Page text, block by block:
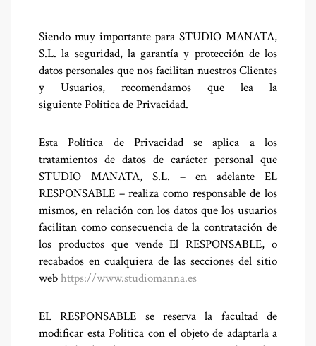
Siendo muy importante para STUDIO MANATA,
S.L. la seguridad, la garantía y protección de los
datos personales que nos facilitan nuestros Clientes
y Usuarios, recomendamos que lea la
siguiente Política de Privacidad.
Esta Política de Privacidad se aplica a los
tratamientos de datos de carácter personal que
STUDIO MANATA, S.L. – en adelante EL
RESPONSABLE – realiza como responsable de los
mismos, en relación con los datos que los usuarios
facilitan como consecuencia de la contratación de
los productos que vende El RESPONSABLE, o
recabados en cualquiera de las secciones del sitio
webhttps://www.studiomanna.es
EL RESPONSABLE se reserva la facultad de
modificar esta Política con el objeto de adaptarla a